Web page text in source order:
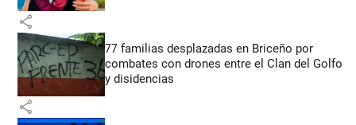
share
77 familias desplazadas en Briceño por
combates con drones entre el Clan del Golfo
y disidencias
share